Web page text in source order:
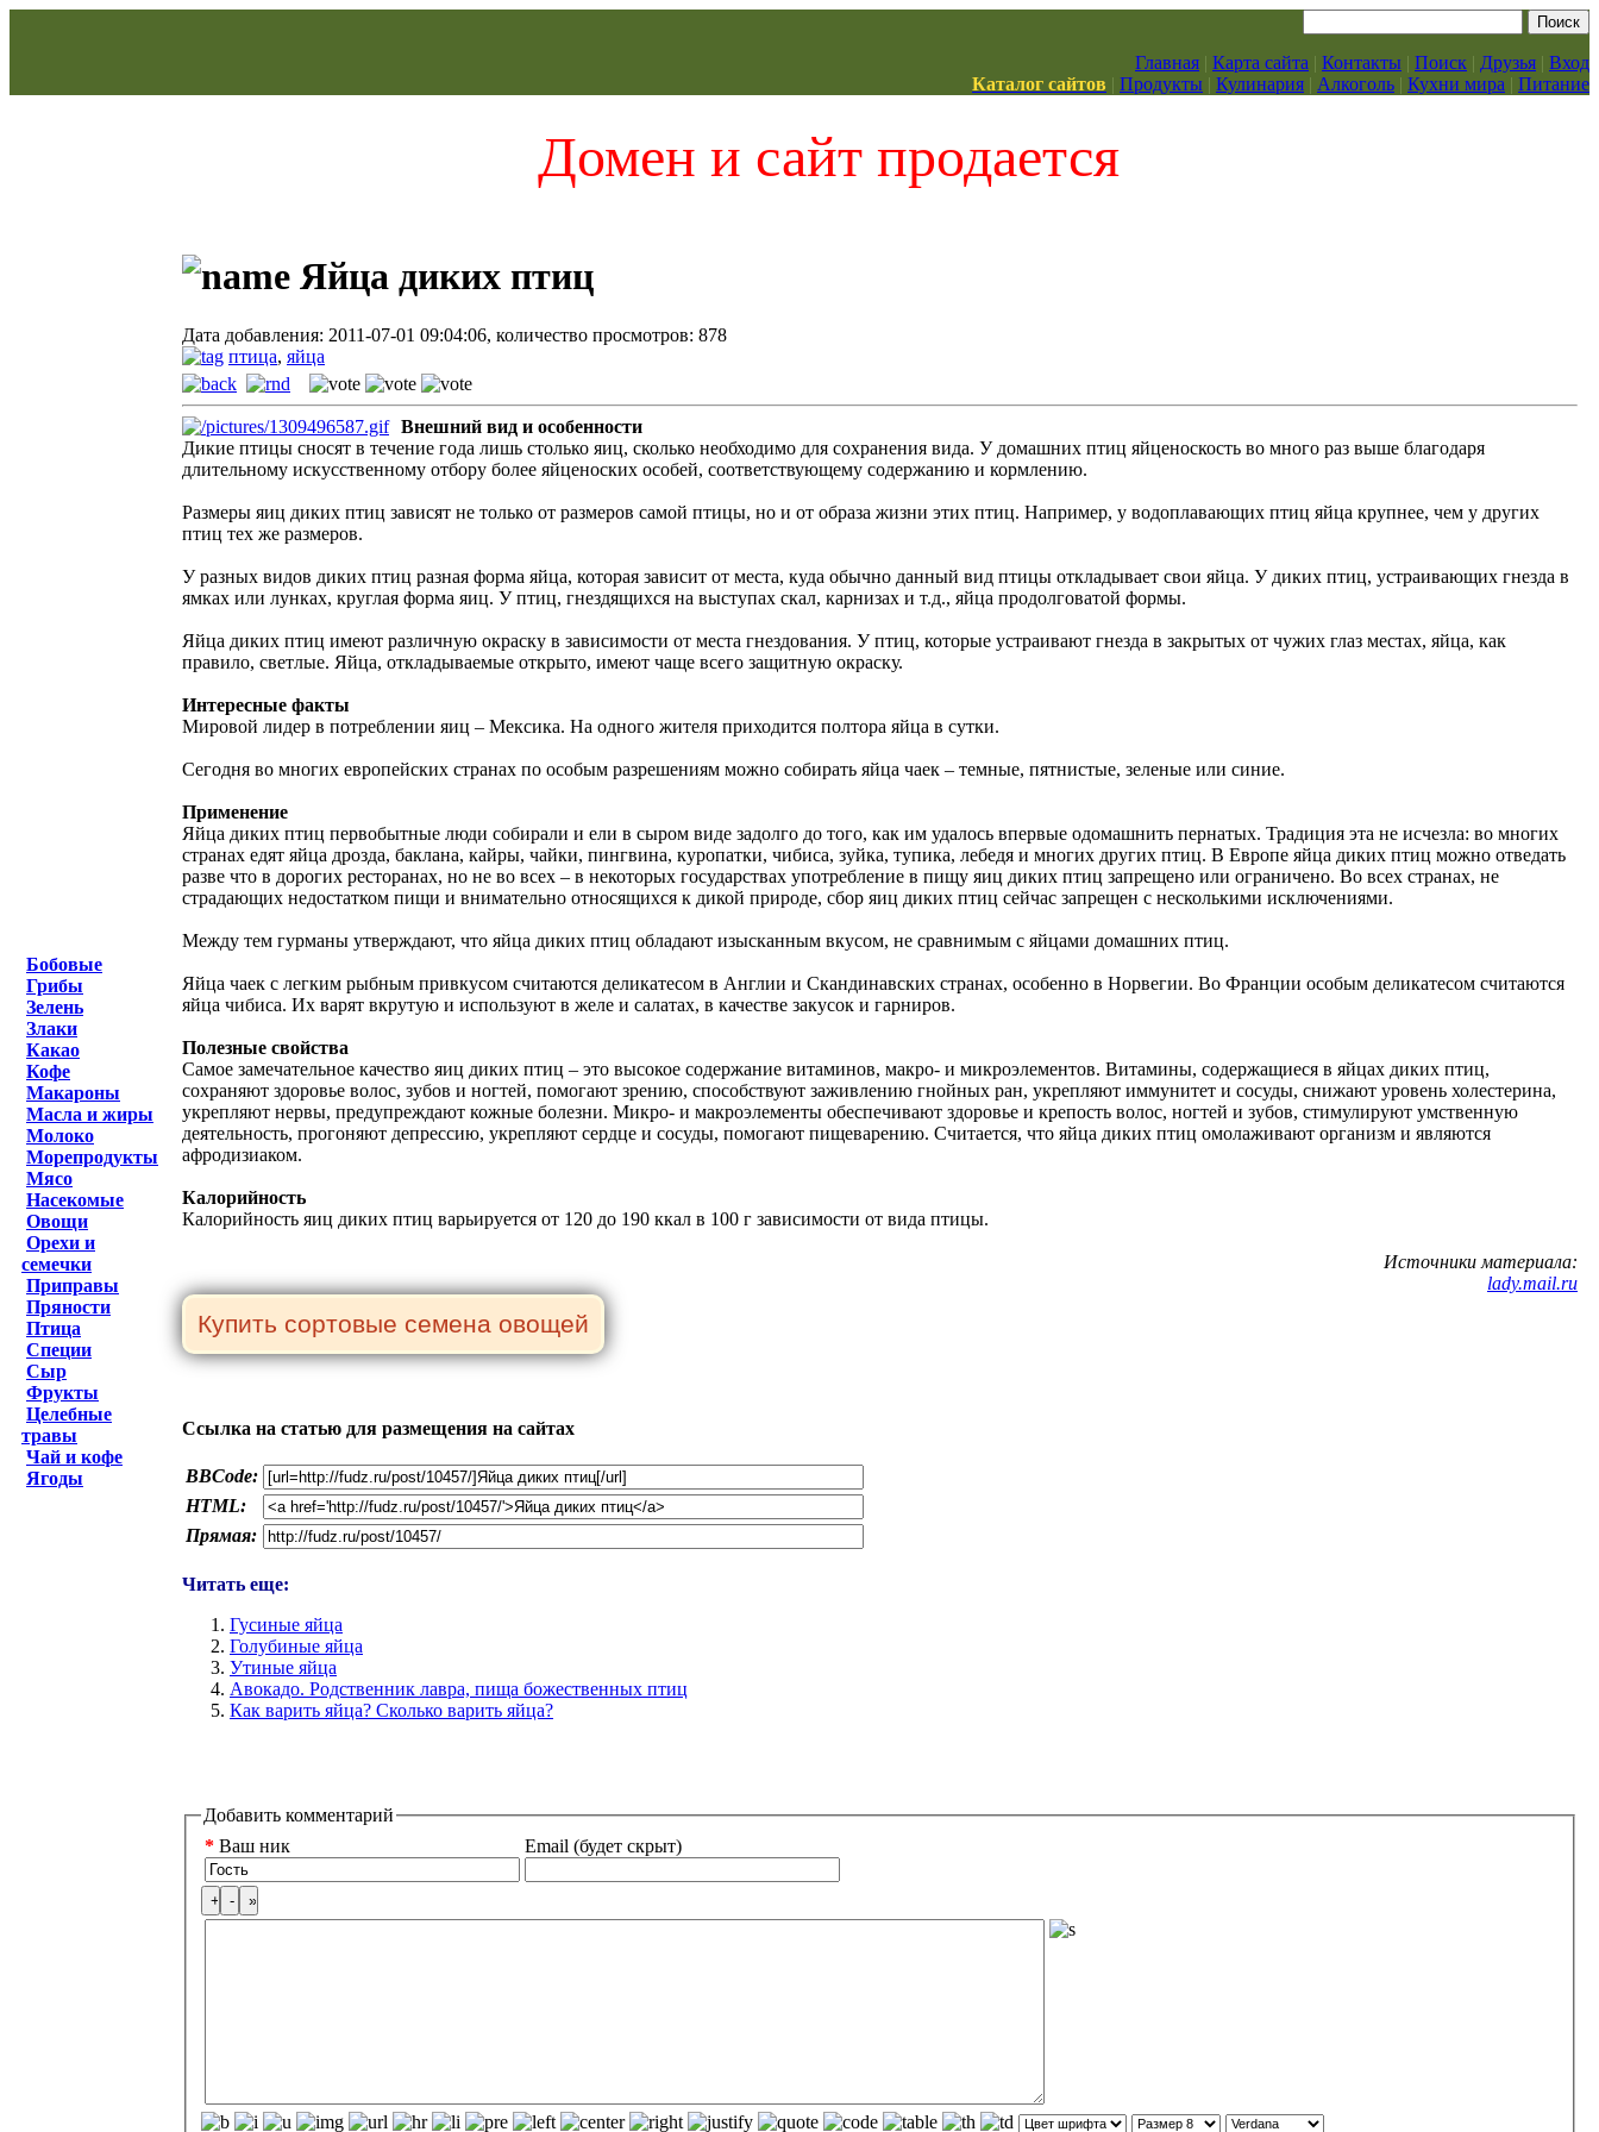
Главная | Карта сайта | Контакты | Поиск | Друзья | Вход
Каталог сайтов | Продукты | Кулинария | Алкоголь | Кухни мира | Питание
Домен и сайт продается
Бобовые
Грибы
Зелень
Злаки
Какао
Кофе
Макароны
Масла и жиры
Молоко
Морепродукты
Мясо
Насекомые
Овощи
Орехи и
семечки
Приправы
Пряности
Птица
Специи
Сыр
Фрукты
Целебные
травы
Чай и кофе
Ягоды
Яйца диких птиц
Дата добавления: 2011-07-01 09:04:06, количество просмотров: 878
птица, яйца
Внешний вид и особенности
Дикие птицы сносят в течение года лишь столько яиц, сколько необходимо для сохранения вида. У домашних птиц яйценоскость во много раз выше благодаря
длительному искусственному отбору более яйценоских особей, соответствующему содержанию и кормлению.
Размеры яиц диких птиц зависят не только от размеров самой птицы, но и от образа жизни этих птиц. Например, у водоплавающих птиц яйца крупнее, чем у других
птиц тех же размеров.
У разных видов диких птиц разная форма яйца, которая зависит от места, куда обычно данный вид птицы откладывает свои яйца. У диких птиц, устраивающих гнезда в
ямках или лунках, круглая форма яиц. У птиц, гнездящихся на выступах скал, карнизах и т.д., яйца продолговатой формы.
Яйца диких птиц имеют различную окраску в зависимости от места гнездования. У птиц, которые устраивают гнезда в закрытых от чужих глаз местах, яйца, как
правило, светлые. Яйца, откладываемые открыто, имеют чаще всего защитную окраску.
Интересные факты
Мировой лидер в потреблении яиц – Мексика. На одного жителя приходится полтора яйца в сутки.
Сегодня во многих европейских странах по особым разрешениям можно собирать яйца чаек – темные, пятнистые, зеленые или синие.
Применение
Яйца диких птиц первобытные люди собирали и ели в сыром виде задолго до того, как им удалось впервые одомашнить пернатых. Традиция эта не исчезла: во многих
странах едят яйца дрозда, баклана, кайры, чайки, пингвина, куропатки, чибиса, зуйка, тупика, лебедя и многих других птиц. В Европе яйца диких птиц можно отведать
разве что в дорогих ресторанах, но не во всех – в некоторых государствах употребление в пищу яиц диких птиц запрещено или ограничено. Во всех странах, не
страдающих недостатком пищи и внимательно относящихся к дикой природе, сбор яиц диких птиц сейчас запрещен с несколькими исключениями.
Между тем гурманы утверждают, что яйца диких птиц обладают изысканным вкусом, не сравнимым с яйцами домашних птиц.
Яйца чаек с легким рыбным привкусом считаются деликатесом в Англии и Скандинавских странах, особенно в Норвегии. Во Франции особым деликатесом считаются
яйца чибиса. Их варят вкрутую и используют в желе и салатах, в качестве закусок и гарниров.
Полезные свойства
Самое замечательное качество яиц диких птиц – это высокое содержание витаминов, макро- и микроэлементов. Витамины, содержащиеся в яйцах диких птиц,
сохраняют здоровье волос, зубов и ногтей, помогают зрению, способствуют заживлению гнойных ран, укрепляют иммунитет и сосуды, снижают уровень холестерина,
укрепляют нервы, предупреждают кожные болезни. Микро- и макроэлементы обеспечивают здоровье и крепость волос, ногтей и зубов, стимулируют умственную
деятельность, прогоняют депрессию, укрепляют сердце и сосуды, помогают пищеварению. Считается, что яйца диких птиц омолаживают организм и являются
афродизиаком.
Калорийность
Калорийность яиц диких птиц варьируется от 120 до 190 ккал в 100 г зависимости от вида птицы.
Источники материала:
lady.mail.ru
Ссылка на статью для размещения на сайтах
BBCode:
HTML:
Прямая:
Читать еще:
Гусиные яйца
Голубиные яйца
Утиные яйца
Авокадо. Родственник лавра, пища божественных птиц
Как варить яйца? Сколько варить яйца?
Добавить комментарий
* Ваш ник Email (будет скрыт)